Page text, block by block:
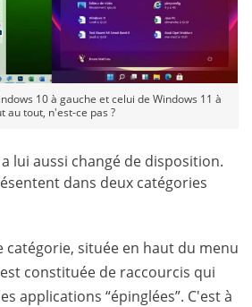
10 à gauche et celui de Windows 11 à
au tout, n'est-ce pas ?
a lui aussi changé de disposition.
dans deux catégories
catégorie, située en haut du menu
constituée de raccourcis qui
applications “épinglées”. C'est à